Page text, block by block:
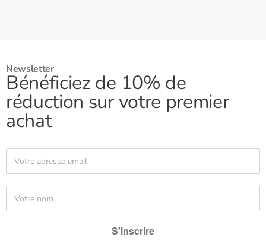
Newsletter
Bénéficiez de 10% de
réduction sur votre premier
achat
S'inscrire